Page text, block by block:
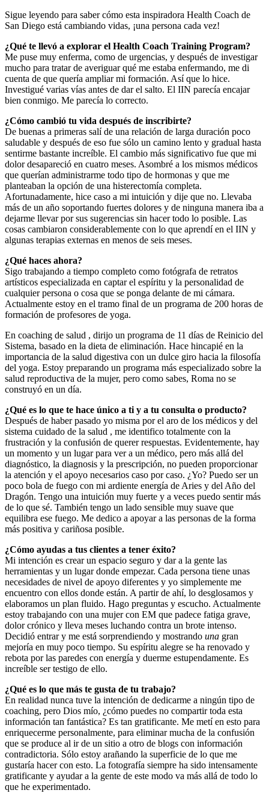
Sigue leyendo para saber cómo esta inspiradora Health Coach de
San Diego está cambiando vidas, ¡una persona cada vez!
¿Qué te llevó a explorar el Health Coach Training Program?
Me puse muy enferma, como de urgencias, y después de investigar
mucho para tratar de averiguar qué me estaba enfermando, me di
cuenta de que quería ampliar mi formación. Así que lo hice.
Investigué varias vías antes de dar el salto. El IIN parecía encajar
bien conmigo. Me parecía lo correcto.
¿Cómo cambió tu vida después de inscribirte?
De buenas a primeras salí de una relación de larga duración poco
saludable y después de eso fue sólo un camino lento y gradual hasta
sentirme bastante increíble. El cambio más significativo fue que mi
dolor desapareció en cuatro meses. Asombré a los mismos médicos
que querían administrarme todo tipo de hormonas y que me
planteaban la opción de una histerectomía completa.
Afortunadamente, hice caso a mi intuición y dije que no. Llevaba
más de un año soportando fuertes dolores y de ninguna manera iba a
dejarme llevar por sus sugerencias sin hacer todo lo posible. Las
cosas cambiaron considerablemente con lo que aprendí en el IIN y
algunas terapias externas en menos de seis meses.
¿Qué haces ahora?
Sigo trabajando a tiempo completo como fotógrafa de retratos
artísticos especializada en captar el espíritu y la personalidad de
cualquier persona o cosa que se ponga delante de mi cámara.
Actualmente estoy en el tramo final de un programa de 200 horas de
formación de profesores de yoga.
En coaching de salud , dirijo un programa de 11 días de Reinicio del
Sistema, basado en la dieta de eliminación. Hace hincapié en la
importancia de la salud digestiva con un dulce giro hacia la filosofía
del yoga. Estoy preparando un programa más especializado sobre la
salud reproductiva de la mujer, pero como sabes, Roma no se
construyó en un día.
¿Qué es lo que te hace único a ti y a tu consulta o producto?
Después de haber pasado yo misma por el aro de los médicos y del
sistema cuidado de la salud , me identifico totalmente con la
frustración y la confusión de querer respuestas. Evidentemente, hay
un momento y un lugar para ver a un médico, pero más allá del
diagnóstico, la diagnosis y la prescripción, no pueden proporcionar
la atención y el apoyo necesarios caso por caso. ¿Yo? Puedo ser un
poco bola de fuego con mi ardiente energía de Aries y del Año del
Dragón. Tengo una intuición muy fuerte y a veces puedo sentir más
de lo que sé. También tengo un lado sensible muy suave que
equilibra ese fuego. Me dedico a apoyar a las personas de la forma
más positiva y cariñosa posible.
¿Cómo ayudas a tus clientes a tener éxito?
Mi intención es crear un espacio seguro y dar a la gente las
herramientas y un lugar donde empezar. Cada persona tiene unas
necesidades de nivel de apoyo diferentes y yo simplemente me
encuentro con ellos donde están. A partir de ahí, lo desglosamos y
elaboramos un plan fluido. Hago preguntas y escucho. Actualmente
estoy trabajando con una mujer con EM que padece fatiga grave,
dolor crónico y lleva meses luchando contra un brote intenso.
Decidió entrar y me está sorprendiendo y mostrando una gran
mejoría en muy poco tiempo. Su espíritu alegre se ha renovado y
rebota por las paredes con energía y duerme estupendamente. Es
increíble ser testigo de ello.
¿Qué es lo que más te gusta de tu trabajo?
En realidad nunca tuve la intención de dedicarme a ningún tipo de
coaching, pero Dios mío, ¿cómo puedes no compartir toda esta
información tan fantástica? Es tan gratificante. Me metí en esto para
enriquecerme personalmente, para eliminar mucha de la confusión
que se produce al ir de un sitio a otro de blogs con información
contradictoria. Sólo estoy arañando la superficie de lo que me
gustaría hacer con esto. La fotografía siempre ha sido intensamente
gratificante y ayudar a la gente de este modo va más allá de todo lo
que he experimentado.